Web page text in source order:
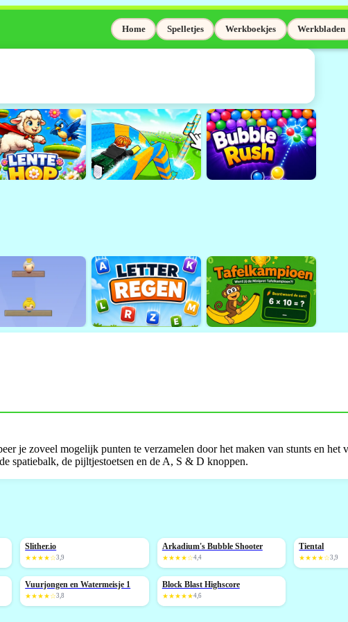
Home Spelletjes Werkboekjes Werkbladen
helaas niet meer
je zoveel mogelijk punten te verzamelen door het maken van stunts en het
spatiebalk, de pijltjestoetsen en de A, S & D knoppen.
Slither.io
★★★★☆3,9
NIEUW
Arkadium's Bubble Shooter
★★★★☆4,4
NIEUW
Tiental
★★★★☆3,9
Vuurjongen en Watermeisje 1
★★★★☆3,8
NIEUW
Block Blast Highscore
★★★★★4,6